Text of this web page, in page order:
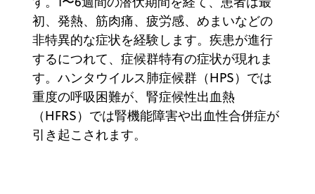
初、発熱、筋肉痛、疲労感、めまいなどの
非特異的な症状を経験します。疾患が進行
するにつれて、症候群特有の症状が現れま
す。ハンタウイルス肺症候群（HPS）では
重度の呼吸困難が、腎症候性出血熱
（HFRS）では腎機能障害や出血性合併症が
引き起こされます。